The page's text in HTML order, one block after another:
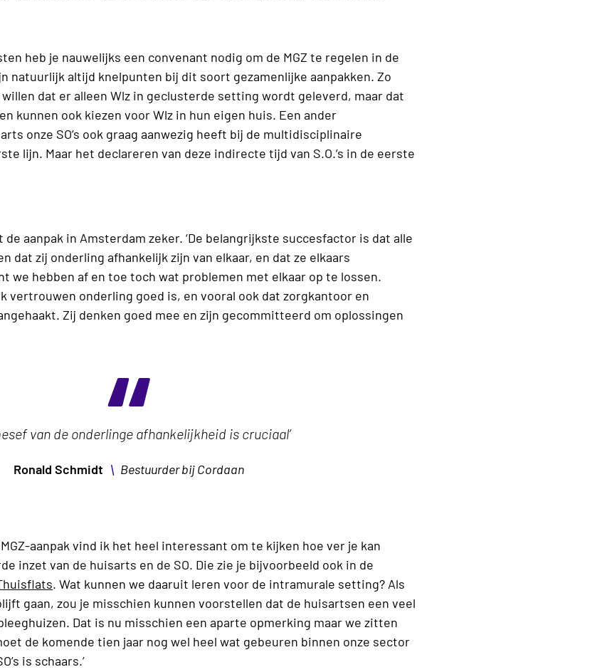
heb je nauwelijks een convenant nodig om de MGZ te regelen in de
natuurlijk altijd knelpunten bij dit soort gezamenlijke aanpakken. Zo
dat er alleen Wlz in geclusterde setting wordt geleverd, maar dat
kunnen ook kiezen voor Wlz in hun eigen huis. Een ander
onze SO’s ook graag aanwezig heeft bij de multidisciplinaire
lijn. Maar het declareren van deze indirecte tijd van S.O.’s in de eerste
de aanpak in Amsterdam zeker. ‘De belangrijkste succesfactor is dat alle
dat zij onderling afhankelijk zijn van elkaar, en dat ze elkaars
we hebben af en toe toch wat problemen met elkaar op te lossen.
vertrouwen onderling goed is, en vooral ook dat zorgkantoor en
Zij denken goed mee en zijn gecommitteerd om oplossingen
van de onderlinge afhankelijkheid is cruciaal’
Ronald Schmidt \ Bestuurder bij Cordaan
aanpak vind ik het heel interessant om te kijken hoe ver je kan
inzet van de huisarts en de SO. Die zie je bijvoorbeeld ook in de
. Wat kunnen we daaruit leren voor de intramurale setting? Als
gaan, zou je misschien kunnen voorstellen dat de huisartsen een veel
Dat is nu misschien een aparte opmerking maar we zitten
de komende tien jaar nog wel heel wat gebeuren binnen onze sector
is schaars.’